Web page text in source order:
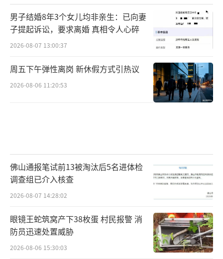
男子结婚8年3个女儿均非亲生：已向妻
子提起诉讼，要求离婚 真相令人心碎
2026-08-07 13:00:37
周五下午弹性离岗 新休假方式引热议
2026-08-06 11:20:53
佛山通报笔试前13被淘汰后5名进体检
调查组已介入核查
2026-08-07 14:28:02
眼镜王蛇筑窝产下38枚蛋 村民报警 消
防员迅速处置威胁
2026-08-06 15:30:03